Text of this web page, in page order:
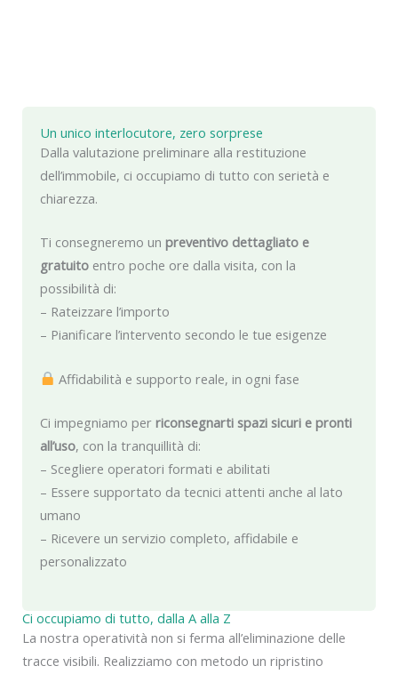
Ci occupiamo di tutto, dalla A alla Z
La nostra operatività non si ferma all’eliminazione delle
tracce visibili. Realizziamo con metodo un ripristino
Un unico interlocutore, zero sorprese
Dalla valutazione preliminare alla restituzione
dell’immobile, ci occupiamo di tutto con serietà e
chiarezza.
Ti consegneremo un preventivo dettagliato e
gratuito entro poche ore dalla visita, con la
possibilità di:
– Rateizzare l’importo
– Pianificare l’intervento secondo le tue esigenze
Affidabilità e supporto reale, in ogni fase
Ci impegniamo per riconsegnarti spazi sicuri e pronti
all’uso, con la tranquillità di:
– Scegliere operatori formati e abilitati
– Essere supportato da tecnici attenti anche al lato
umano
– Ricevere un servizio completo, affidabile e
personalizzato